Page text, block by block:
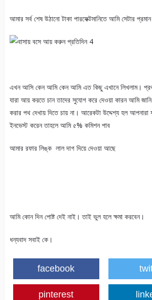
আমার সর্ব শেষ উঠানো টাকা পারফেক্টমানিতে আমি সেটার
এখন আসি কেন আমি কেন আমি এত কিছু এখানে লিখলাম।
যারা আয় করতে চান তাদের সুযোগ করে দেওয়া কারন আমি
করার পথ দেখায় দিতে চায় না। আরেকটা উদ্দেশ্য হল আপনারা
ইনভেস্ট করেন তাহলে আমি ৫% কমিশন পাব
আমার রফার লিঙ্ক লাল দাগ দিয়ে দেওয়া আছে
আমি কোন দিন পোষ্ট দেই নাই। তাই ভুল হলে ক্ষমা করবেন।
ধন্যবাদ সবাই কে।
facebook
pinterest